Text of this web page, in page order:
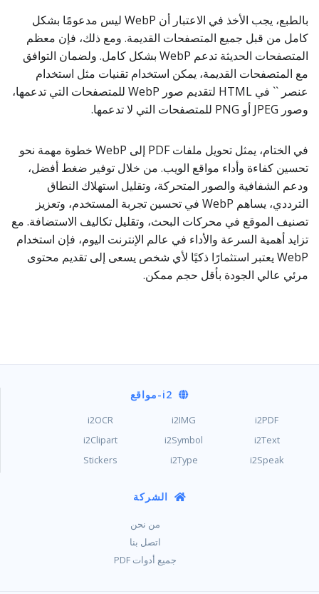
بالطبع، يجب الأخذ في الاعتبار أن WebP ليس مدعومًا بشكل
كامل من قبل جميع المتصفحات القديمة. ومع ذلك، فإن معظم
المتصفحات الحديثة تدعم WebP بشكل كامل. ولضمان التوافق
مع المتصفحات القديمة، يمكن استخدام تقنيات مثل استخدام
عنصر `
` في HTML لتقديم صور WebP للمتصفحات التي تدعمها،
وصور JPEG أو PNG للمتصفحات التي لا تدعمها.
في الختام، يمثل تحويل ملفات PDF إلى WebP خطوة مهمة نحو
تحسين كفاءة وأداء مواقع الويب. من خلال توفير ضغط أفضل،
ودعم الشفافية والصور المتحركة، وتقليل استهلاك النطاق
الترددي، يساهم WebP في تحسين تجربة المستخدم، وتعزيز
تصنيف الموقع في محركات البحث، وتقليل تكاليف الاستضافة. مع
تزايد أهمية السرعة والأداء في عالم الإنترنت اليوم، فإن استخدام
WebP يعتبر استثمارًا ذكيًا لأي شخص يسعى إلى تقديم محتوى
مرئي عالي الجودة بأقل حجم ممكن.
i2-مواقع
i2PDF
i2IMG
i2OCR
i2Text
i2Symbol
i2Clipart
i2Speak
i2Type
Stickers
الشركة
من نحن
اتصل بنا
جميع أدوات PDF